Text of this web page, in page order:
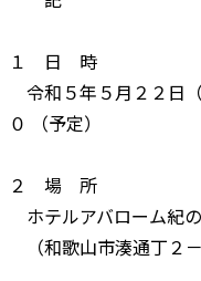
１ 日 時
令和５年５月２２日
０ （予定）
２ 場 所
ホテルアバローム
（和歌山市湊通